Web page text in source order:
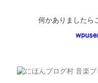
何かありましたら